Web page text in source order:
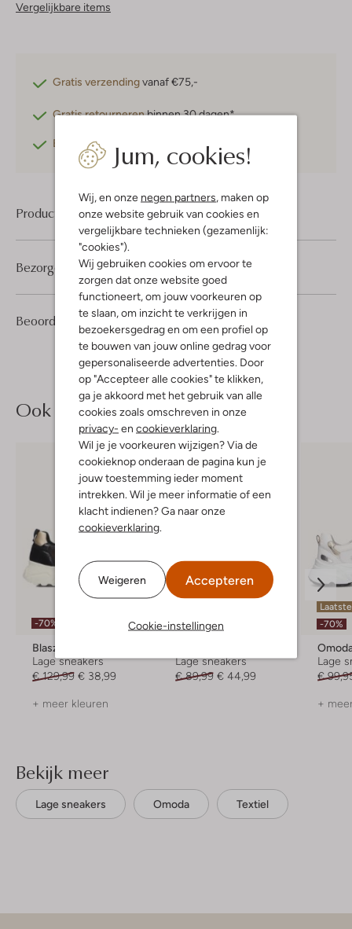
Jum, cookies!
Wij, en onze negen partners, maken op
onze website gebruik van cookies en
vergelijkbare technieken (gezamenlijk:
"cookies").
Wij gebruiken cookies om ervoor te
zorgen dat onze website goed
functioneert, om jouw voorkeuren op
te slaan, om inzicht te verkrijgen in
bezoekersgedrag en om een profiel op
te bouwen van jouw online gedrag voor
gepersonaliseerde advertenties. Door
op "Accepteer alle cookies" te klikken,
ga je akkoord met het gebruik van alle
cookies zoals omschreven in onze
privacy- en cookieverklaring.
Wil je je voorkeuren wijzigen? Via de
cookieknop onderaan de pagina kun je
jouw toestemming ieder moment
intrekken. Wil je meer informatie of een
klacht indienen? Ga naar onze
cookieverklaring.
Weigeren Accepteren
Cookie-instellingen
Vergelijkbare items
Gratis verzendingvanaf €75,-
Gratis retournerenbinnen 30 dagen*
Betaal achteraf
Product informatie
Beoordelingen (2) 3/5
2
3
Sterren
Bezorgen & retourneren
Ook iets voor jou?
-70%
Blasz
Lage sneakers
€ 129,99 € 38,99
+ meer kleuren
-50%
Lage sneakers
€ 89,99 € 44,99
-70%
Lage
€
+
Bekijk meer
Lage sneakers Omoda Textiel